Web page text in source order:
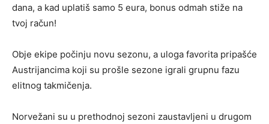
dana, a kad uplatiš samo 5 eura, bonus odmah stiže na
tvoj račun!
Obje ekipe počinju novu sezonu, a uloga favorita pripašće
Austrijancima koji su prošle sezone igrali grupnu fazu
elitnog takmičenja.
Norvežani su u prethodnoj sezoni zaustavljeni u drugom